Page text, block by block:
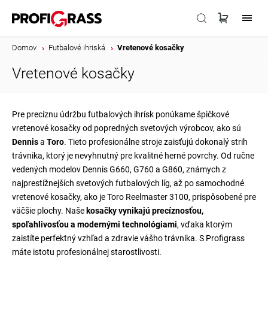
Domov Futbalové ihriská Vretenové kosačky
Vretenové kosačky
Pre precíznu údržbu futbalových ihrísk ponúkame špičkové
vretenové kosačky od popredných svetových výrobcov, ako sú
Dennisa Toro. Tieto profesionálne stroje zaisťujú dokonalý strih
trávnika, ktorý je nevyhnutný pre kvalitné herné povrchy. Od ručne
vedených modelov Dennis G660, G760 a G860, známych z
najprestížnejších svetových futbalových líg, až po samochodné
vretenové kosačky, ako je Toro Reelmaster 3100, prispôsobené pre
väčšie plochy. Naše kosačky vynikajú precíznosťou,
spoľahlivosťou a modernými technológiami, vďaka ktorým
zaistíte perfektný vzhľad a zdravie vášho trávnika. S Profigrass
máte istotu profesionálnej starostlivosti.